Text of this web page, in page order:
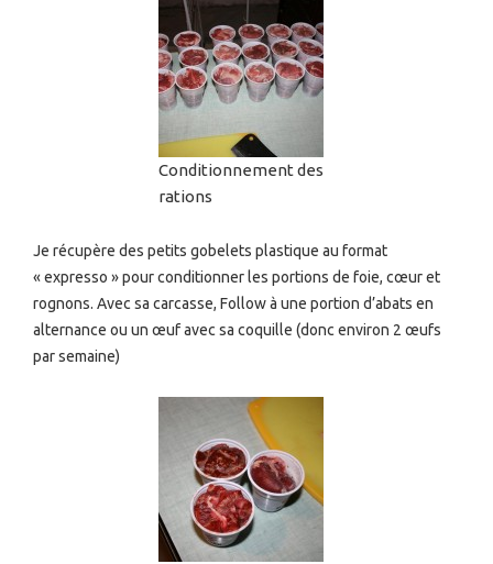
Conditionnement des
rations
Je récupère des petits gobelets plastique au format
« expresso » pour conditionner les portions de foie, cœur et
rognons. Avec sa carcasse, Follow à une portion d’abats en
alternance ou un œuf avec sa coquille (donc environ 2 œufs
par semaine)